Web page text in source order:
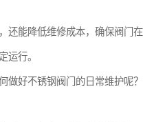
还能降低维修成本，确保阀门在
运行。
做好不锈钢阀门的日常维护呢？